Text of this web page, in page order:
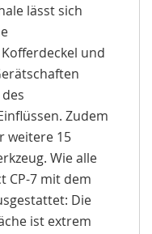
lässt sich
und
Zudem
weitere 15
Wie alle
CP-7 mit dem
Die
ist extrem